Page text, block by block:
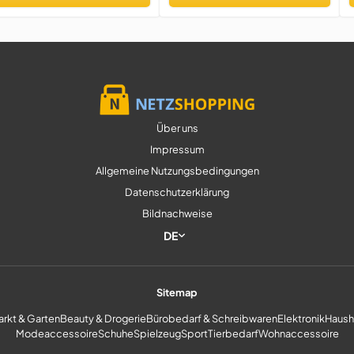
– für
Über uns
Impressum
Allgemeine Nutzungsbedingungen
Datenschutzerklärung
Bildnachweise
DE
Sitemap
& GartenBeauty & DrogerieBürobedarf & SchreibwarenElektronik
ModeaccessoireSchuheSpielzeugSportTierbedarfWohnaccessoire